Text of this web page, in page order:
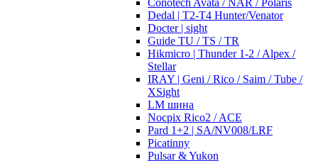
Conotech Avata / NAR / Polaris
Dedal | T2-T4 Hunter/Venator
Docter | sight
Guide TU / TS / TR
Hikmicro | Thunder 1-2 / Alpex /
Stellar
IRAY | Geni / Rico / Saim / Tube /
XSight
LM шина
Nocpix Rico2 / ACE
Pard 1+2 | SA/NV008/LRF
Picatinny
Pulsar & Yukon